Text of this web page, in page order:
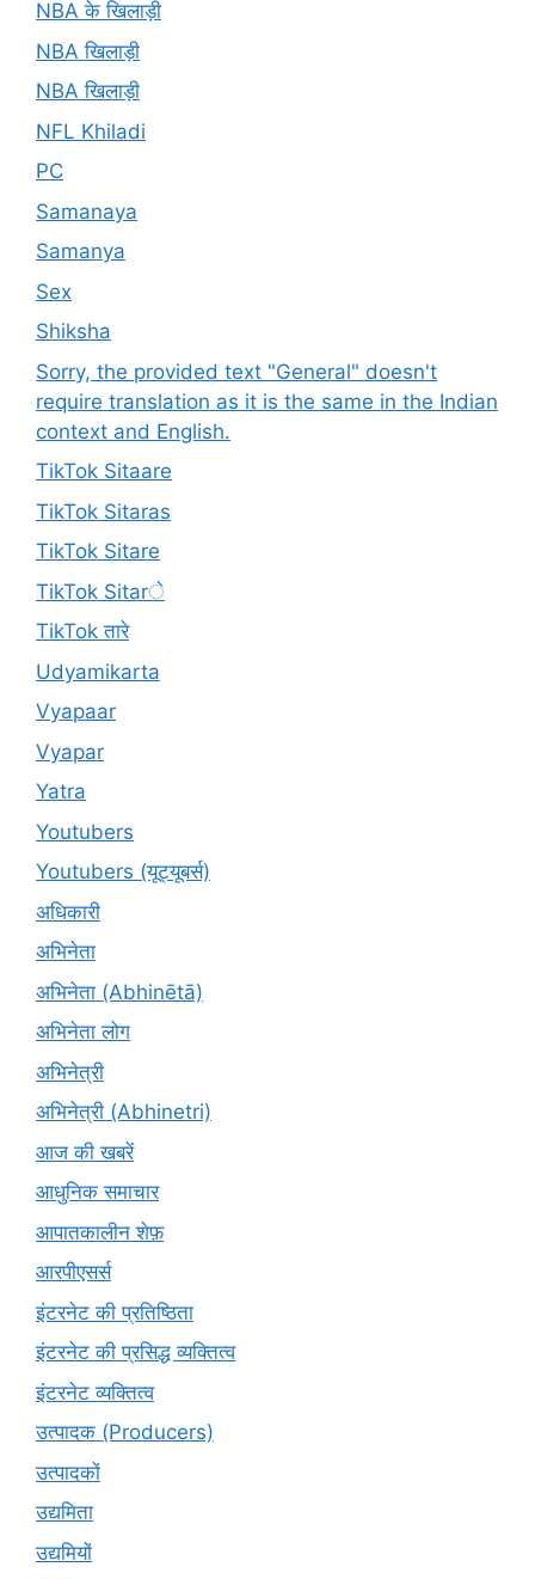
NBA के खिलाड़ी
NBA खिलाड़ी
NBA खिलाड़ी
NFL Khiladi
PC
Samanaya
Samanya
Sex
Shiksha
Sorry, the provided text "General" doesn't
require translation as it is the same in the Indian
context and English.
TikTok Sitaare
TikTok Sitaras
TikTok Sitare
TikTok Sitarे
TikTok तारे
Udyamikarta
Vyapaar
Vyapar
Yatra
Youtubers
Youtubers (यूट्यूबर्स)
अधिकारी
अभिनेता
अभिनेता (Abhinētā)
अभिनेता लोग
अभिनेत्री
अभिनेत्री (Abhinetri)
आज की खबरें
आधुनिक समाचार
आपातकालीन शेफ़
आरपीएसर्स
इंटरनेट की प्रतिष्ठिता
इंटरनेट की प्रसिद्ध व्यक्तित्व
इंटरनेट व्यक्तित्व
उत्पादक (Producers)
उत्पादकों
उद्यमिता
उद्यमियों